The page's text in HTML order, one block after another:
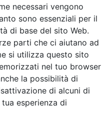
necessari vengono
sono essenziali per il
di base del sito Web.
parti che ci aiutano ad
si utilizza questo sito
nel tuo browser
la possibilità di
di alcuni di
esperienza di